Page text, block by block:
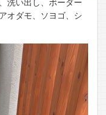
オダモ、ソヨゴ、シ